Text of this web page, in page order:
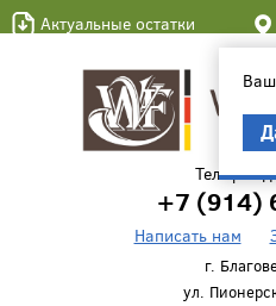
Актуальные остатки
Ваш
Телефон
+7 (914)
Написать нам
г.
ул.